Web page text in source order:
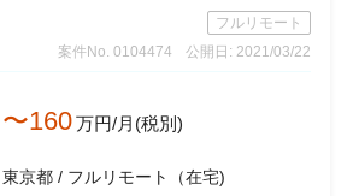
フルリモート
案件No. 0104474
公開日: 2021/03/22
〜160万円/月(税別)
東京都 / フルリモート（在宅)